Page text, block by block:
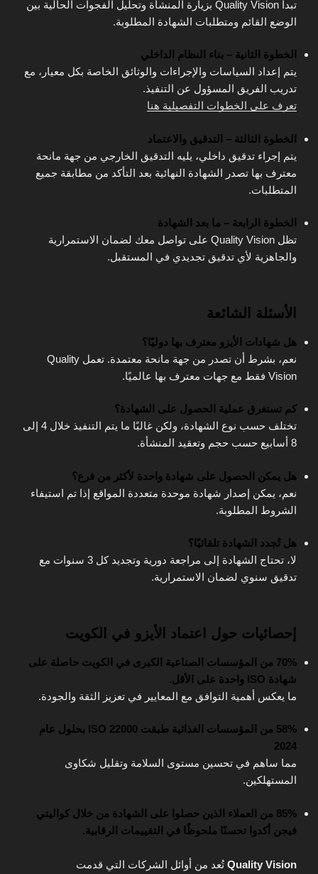
تبدأ Quality Vision بزيارة المنشأة وتحليل الفجوات الحالية بين
الوضع القائم ومتطلبات الشهادة المطلوبة.
الخطوة الثانية – بناء النظام الداخلي
يتم إعداد السياسات والإجراءات والوثائق الخاصة بكل معيار، مع
تدريب الفريق المسؤول عن التنفيذ.
تعرف على الخطوات التفصيلية هنا
الخطوة الثالثة – التدقيق والاعتماد
يتم إجراء تدقيق داخلي، يليه التدقيق الخارجي من جهة مانحة
معترف بها تصدر الشهادة النهائية بعد التأكد من مطابقة جميع
المتطلبات.
الخطوة الرابعة – ما بعد الشهادة
تظل Quality Vision على تواصل معك لضمان الاستمرارية
والجاهزية لأي تدقيق تجديدي في المستقبل.
الأسئلة الشائعة
هل شهادات الأيزو معترف بها دوليًا؟
نعم، بشرط أن تصدر من جهة مانحة معتمدة. تعمل Quality
Vision فقط مع جهات معترف بها عالميًا.
كم تستغرق عملية الحصول على الشهادة؟
تختلف حسب نوع الشهادة، ولكن غالبًا ما يتم التنفيذ خلال 4 إلى
8 أسابيع حسب حجم وتعقيد المنشأة.
هل يمكن الحصول على شهادة واحدة لأكثر من فرع؟
نعم، يمكن إصدار شهادة موحدة متعددة المواقع إذا تم استيفاء
الشروط المطلوبة.
هل تُجدد الشهادة تلقائيًا؟
لا، تحتاج الشهادة إلى مراجعة دورية وتجديد كل 3 سنوات مع
تدقيق سنوي لضمان الاستمرارية.
إحصائيات حول اعتماد الأيزو في الكويت
70% من المؤسسات الصناعية الكبرى في الكويت حاصلة على
شهادة ISO واحدة على الأقل.
ما يعكس أهمية التوافق مع المعايير في تعزيز الثقة والجودة.
58% من المؤسسات الغذائية طبقت ISO 22000 بحلول عام
2024
مما ساهم في تحسين مستوى السلامة وتقليل شكاوى
المستهلكين.
85% من العملاء الذين حصلوا على الشهادة من خلال كواليتي
فيجن أكدوا تحسنًا ملحوظًا في التقييمات الرقابية.
Quality Vision تُعد من أوائل الشركات التي قدمت